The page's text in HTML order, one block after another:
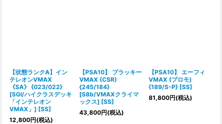
【状態ランクA】イン
テレオンVMAX
《SA》 {023/022}
[SGI/ハイクラスデッキ
「インテレオン
VMAX」] [SS]
12,800円(税込)
【PSA10】 ブラッキー
VMAX (CSR)
{245/184}
[S8b/VMAXクライマ
ックス] [SS]
43,800円(税込)
【PSA10】 エーフィ
VMAX (プロモ)
{189/S-P} [SS]
81,800円(税込)